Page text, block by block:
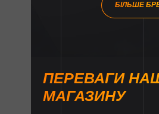
БІЛЬШЕ
ПЕРЕВАГИ
МАГАЗИНУ